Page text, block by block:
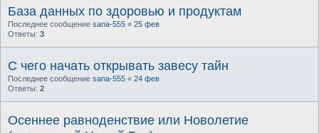
База данных по здоровью и продуктам
Последнее сообщение sana-555 « 25 фев
Ответы: 3
С чего начать открывать завесу тайн
Последнее сообщение sana-555 « 24 фев
Ответы: 2
Осеннее равноденствие или Новолетие